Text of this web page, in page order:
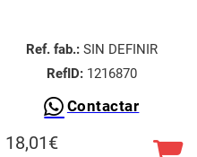
Ref. fab.:SIN DEFINIR
RefID:1216870
Contactar
18,01€